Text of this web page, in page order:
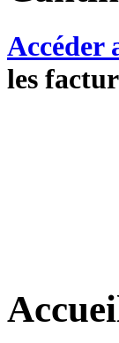
Accéder
les